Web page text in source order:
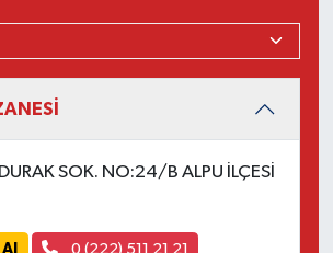
SOK. NO:24/B ALPU İLÇESİ
0 (222) 511 21 21